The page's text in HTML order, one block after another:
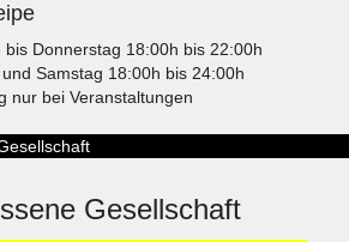
bis Donnerstag 18:00h bis 22:00h
Samstag 18:00h bis 24:00h
nur bei Veranstaltungen
Gesellschaft